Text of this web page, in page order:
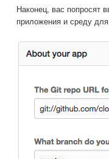
Наконец, вас попросят
приложения и среду